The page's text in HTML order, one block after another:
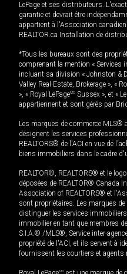
LePage et ses distributeurs.
garantie et devrait être
appartient à l'Association
REALTOR.ca Installation de
*Tous les bureaux sont des
comprenant la mention « Services
incluant sa division « Johnston &
Valley Real Estate, Brokerage », «
», « Royal LePageMD Sussex », et «
appartiennent et sont gérés par
Les marques de commerce
désignent les services
REALTORS® de l'ACI en vue de
biens immobiliers dans le cadre
REALTOR®, REALTORS® et le
déposées de REALTOR® Canada
Association of REALTORS® et
sont propriétaires. Les marques
distinguer les services
immobilier en tant que membres
S.I.A.® /MLS®, Service inter-
propriété de l'ACI, et ils servent à
fournissent les courtiers et agents
MD